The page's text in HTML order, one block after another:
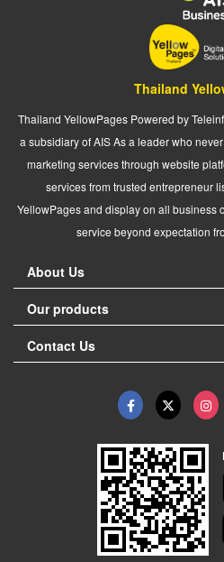
Thailand
Thailand YellowPages Powered by
a subsidiary of AIS As a leader who
marketing services through website
services from trusted entrepreneur
YellowPages and display on all business
service beyond expectation
About Us
Our products
Contact Us